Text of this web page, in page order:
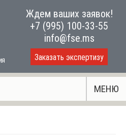
Ждем ваших заявок!
+7 (995) 100-33-55
info@fse.ms
Заказать экспертизу
МЕНЮ